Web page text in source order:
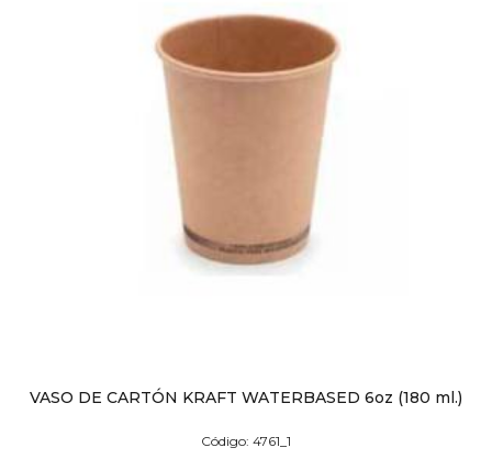
VASO DE CARTÓN KRAFT WATERBASED 6oz (180 ml.)
Código: 4761_1